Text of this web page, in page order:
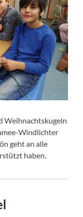
Weihnachtskugeln
Windlichter
geht an alle
haben.